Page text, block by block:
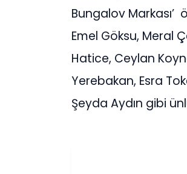
Bungalov Markası’
Emel Göksu, Meral
Hatice, Ceylan
Yerebakan, Esra
Şeyda Aydın gibi